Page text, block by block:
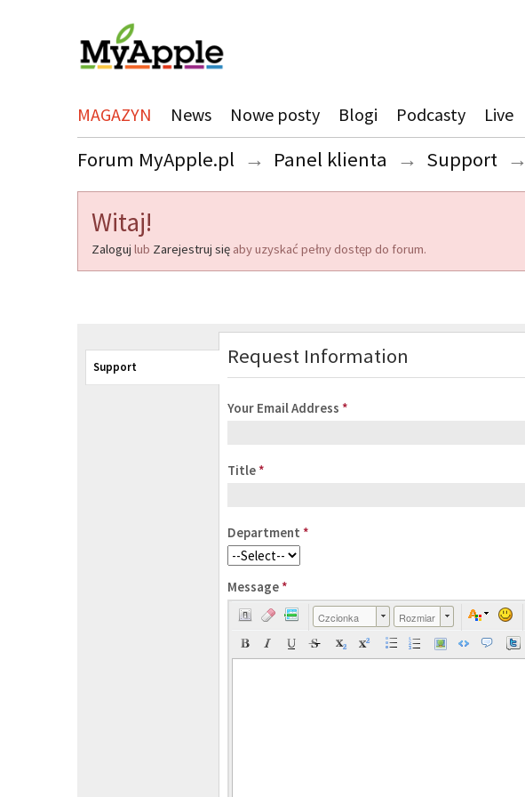
MAGAZYN News Nowe posty Blogi Podcasty Live
Forum MyApple.pl → Panel klienta → Support →
Witaj!
Zaloguj lub Zarejestruj się aby uzyskać pełny dostęp do forum.
Support Request Information
Your Email Address *
Title *
Department *
Message *
Czcionka Rozmiar